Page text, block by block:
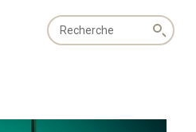
Recherche
globale